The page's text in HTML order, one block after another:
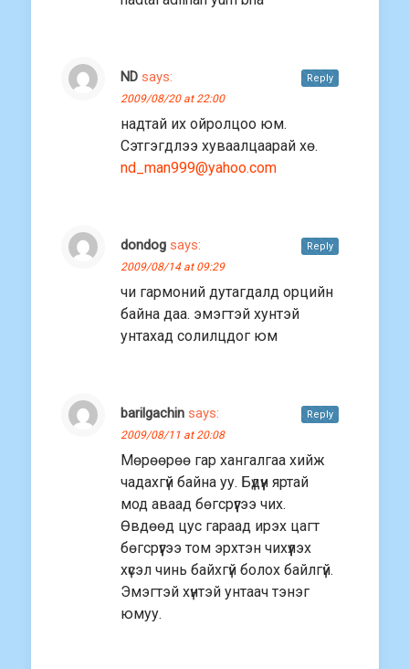
ND says:
2009/08/20 at 22:00
надтай их ойролцоо юм.
Сэтгэгдлээ хуваалцаарай хө.
nd_man999@yahoo.com
Reply
dondog says:
2009/08/14 at 09:29
чи гармоний дутагдалд орцийн
байна даа. эмэгтэй хунтэй
унтахад солилцдог юм
Reply
barilgachin says:
2009/08/11 at 20:08
Мөрөөрөө гар хангалгаа хийж
чадахгүй байна уу. Бүдүүн яртай
мод аваад бөгсрүүгээ чих.
Өвдөөд цус гараад ирэх цагт
бөгсрүүгээ том эрхтэн чихүүлэх
хүсэл чинь байхгүй болох байлгүй.
Эмэгтэй хүнтэй унтаач тэнэг
юмуу.
Reply